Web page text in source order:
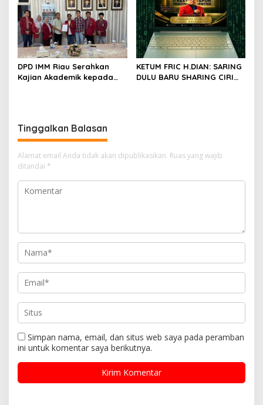
DPD IMM Riau Serahkan
Kajian Akademik kepada
KETUM FRIC H.DIAN: SARING
DULU BARU SHARING CIRI
Tinggalkan Balasan
Alamat email Anda tidak akan dipublikasikan. Ruas yang wajib
ditandai *
Simpan nama, email, dan situs web saya pada peramban
ini untuk komentar saya berikutnya.